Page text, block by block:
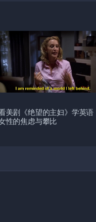
美剧《绝望的主妇》学英语
性的焦虑与攀比